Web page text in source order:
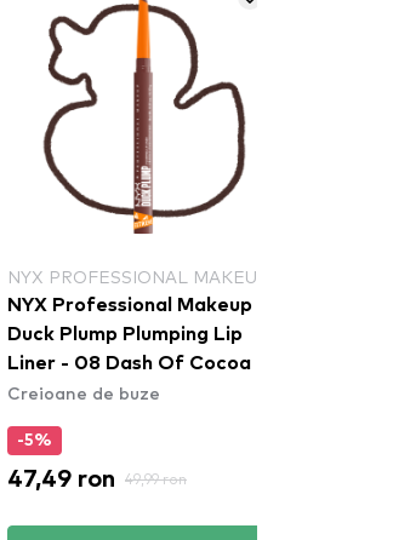
Lip
NYX PROFESSIONAL MAKEUP
NYX Professional Makeup
Duck Plump Plumping Lip
Liner - 04 Fill Em' In
Creioane de buze
47,49 ron